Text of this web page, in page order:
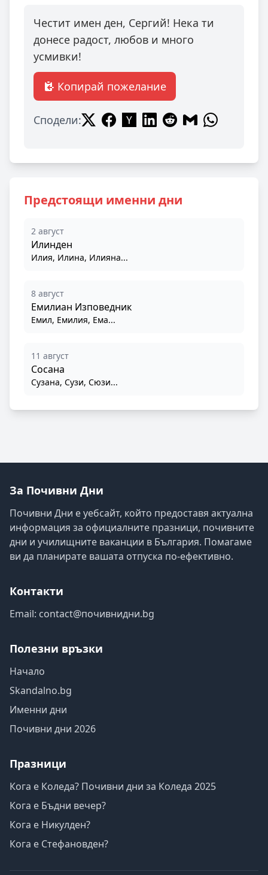
Честит имен ден, Сергий! Нека ти
донесе радост, любов и много
усмивки!
Копирай пожелание
Сподели:
Предстоящи именни дни
2 август
Илинден
Илия, Илина, Илияна...
8 август
Емилиан Изповедник
Емил, Емилия, Ема...
11 август
Сосана
Сузана, Сузи, Сюзи...
За Почивни Дни
Почивни Дни е уебсайт, който предоставя актуална
информация за официалните празници, почивните
дни и училищните ваканции в България. Помагаме
ви да планирате вашата отпуска по-ефективно.
Контакти
Email: contact@почивнидни.bg
Полезни връзки
Начало
Skandalno.bg
Именни дни
Почивни дни 2026
Празници
Кога е Коледа? Почивни дни за Коледа 2025
Кога е Бъдни вечер?
Кога е Никулден?
Кога е Стефановден?